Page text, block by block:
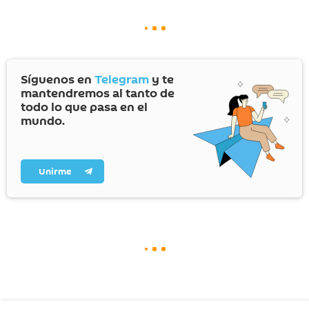
Síguenos en Telegram y te
mantendremos al tanto de
todo lo que pasa en el
mundo.
Unirme